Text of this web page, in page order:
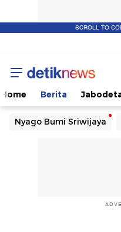
SCROLL TO
Home Berita
Nyago Bumi Sriwijaya